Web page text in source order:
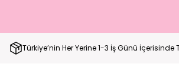
Türkiye’nin Her Yerine 1-3 İş Günü İçerisinde